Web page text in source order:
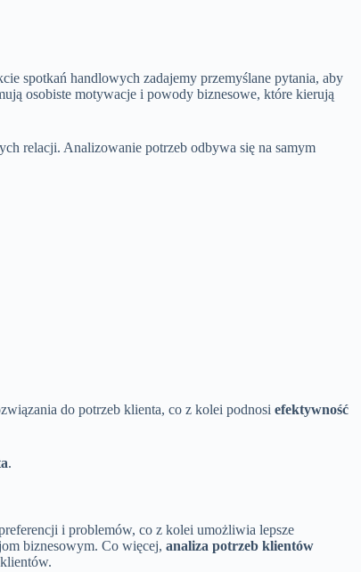
spotkań handlowych zadajemy przemyślane pytania, aby
osobiste motywacje i powody biznesowe, które kierują
relacji. Analizowanie potrzeb odbywa się na samym
do potrzeb klienta, co z kolei podnosi efektywność
.
i problemów, co z kolei umożliwia lepsze
biznesowym. Co więcej, analiza potrzeb klientów